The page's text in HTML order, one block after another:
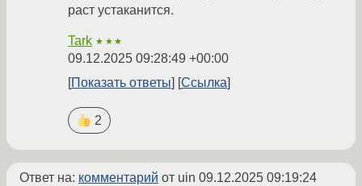
раст устаканится.
Tark ★★★
09.12.2025 09:28:49 +00:00
Показать ответы
Ссылка
2
Ответ на: комментарий от uin 09.12.2025 09:19:24